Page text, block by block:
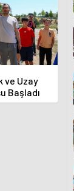
ve Uzay
Başladı